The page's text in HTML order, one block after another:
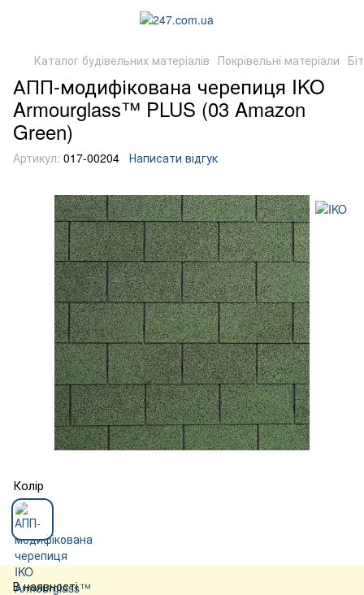
Каталог будівельних матеріалів Покрівельні матеріали
АПП-модифікована черепиця IKO
Armourglass™ PLUS (03 Amazon
Green)
Артикул: 017-00204 Написати відгук
Колір
В наявності